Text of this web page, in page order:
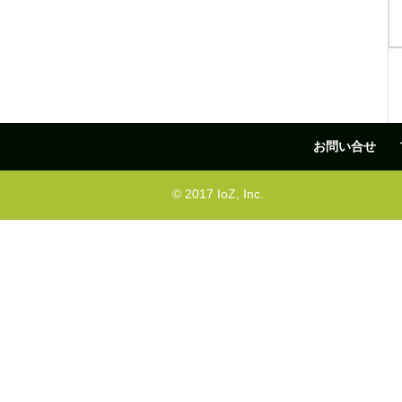
お問い合せ
© 2017 IoZ, Inc.